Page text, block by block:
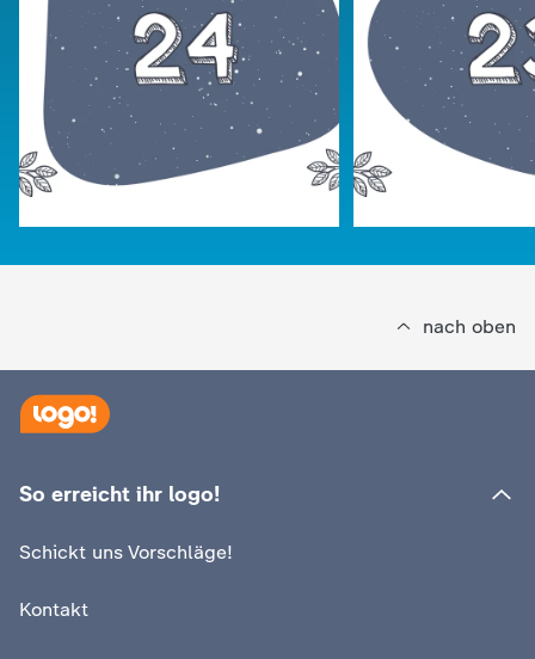
logo!:
Video0:10
nach oben
So erreicht ihr logo!
Schickt uns Vorschläge!
Kontakt